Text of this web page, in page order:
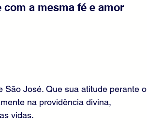
com a mesma fé e amor
São José. Que sua atitude perante o
na providência divina,
vidas.